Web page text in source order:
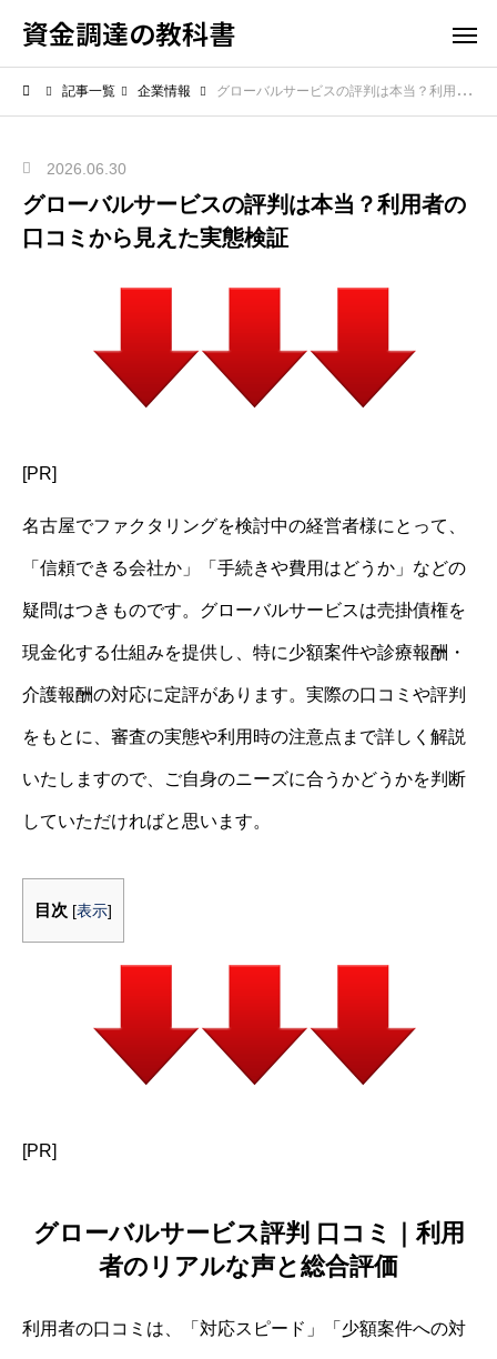
資金調達の教科書
記事一覧 企業情報 グローバルサービスの評判は本当？利用者の口コミから見えた実態検証
2026.06.30
グローバルサービスの評判は本当？利用者の
口コミから見えた実態検証
[PR]
名古屋でファクタリングを検討中の経営者様にとって、
「信頼できる会社か」「手続きや費用はどうか」などの
疑問はつきものです。グローバルサービスは売掛債権を
現金化する仕組みを提供し、特に少額案件や診療報酬・
介護報酬の対応に定評があります。実際の口コミや評判
をもとに、審査の実態や利用時の注意点まで詳しく解説
いたしますので、ご自身のニーズに合うかどうかを判断
していただければと思います。
目次 [表示]
[PR]
グローバルサービス評判 口コミ｜利用
者のリアルな声と総合評価
利用者の口コミは、「対応スピード」「少額案件への対